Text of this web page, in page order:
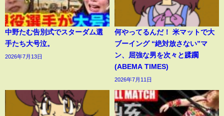
中野たむ告別式でスターダム選
手たち大号泣。
2026年7月13日
何やってるんだ！ 米マットで大
ブーイング “絶対放さない”マ
ン、屈強な男を次々と蹂躙
(ABEMA TIMES)
2026年7月11日